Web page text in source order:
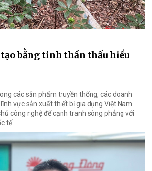
bằng tinh thần thấu hiểu
các sản phẩm truyền thống, các doanh
vực sản xuất thiết bị gia dụng Việt Nam
công nghệ để cạnh tranh sòng phẳng với
tế.